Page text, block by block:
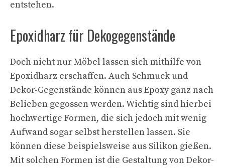
entstehen.
Epoxidharz für Dekogegenstände
Doch nicht nur Möbel lassen sich mithilfe von
Epoxidharz erschaffen. Auch Schmuck und
Dekor-Gegenstände können aus Epoxy ganz nach
Belieben gegossen werden. Wichtig sind hierbei
hochwertige Formen, die sich jedoch mit wenig
Aufwand sogar selbst herstellen lassen. Sie
können diese beispielsweise aus Silikon gießen.
Mit solchen Formen ist die Gestaltung von Dekor-